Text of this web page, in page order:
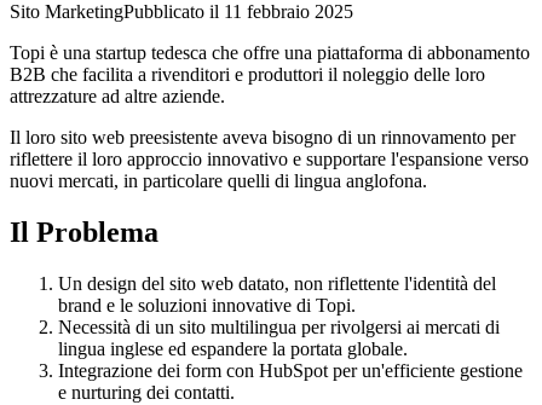
Sito MarketingPubblicato il 11 febbraio 2025
Topi è una startup tedesca che offre una piattaforma di abbonamento
B2B che facilita a rivenditori e produttori il noleggio delle loro
attrezzature ad altre aziende.
Il loro sito web preesistente aveva bisogno di un rinnovamento per
riflettere il loro approccio innovativo e supportare l'espansione verso
nuovi mercati, in particolare quelli di lingua anglofona.
Il Problema
Un design del sito web datato, non riflettente l'identità del
brand e le soluzioni innovative di Topi.
Necessità di un sito multilingua per rivolgersi ai mercati di
lingua inglese ed espandere la portata globale.
Integrazione dei form con HubSpot per un'efficiente gestione
e nurturing dei contatti.